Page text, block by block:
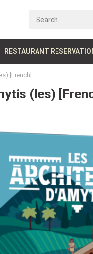
RESTAURANT
payment
[French]
(les)